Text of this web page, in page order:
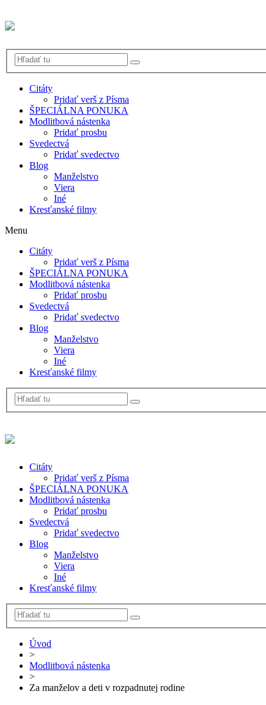
Citáty
Pridať verš z Písma
ŠPECIÁLNA PONUKA
Modlitbová nástenka
Pridať prosbu
Svedectvá
Pridať svedectvo
Blog
Manželstvo
Viera
Iné
Kresťanské filmy
Menu
Citáty
Pridať verš z Písma
ŠPECIÁLNA PONUKA
Modlitbová nástenka
Pridať prosbu
Svedectvá
Pridať svedectvo
Blog
Manželstvo
Viera
Iné
Kresťanské filmy
Citáty
Pridať verš z Písma
ŠPECIÁLNA PONUKA
Modlitbová nástenka
Pridať prosbu
Svedectvá
Pridať svedectvo
Blog
Manželstvo
Viera
Iné
Kresťanské filmy
Úvod
>
Modlitbová nástenka
>
Za manželov a deti v rozpadnutej rodine